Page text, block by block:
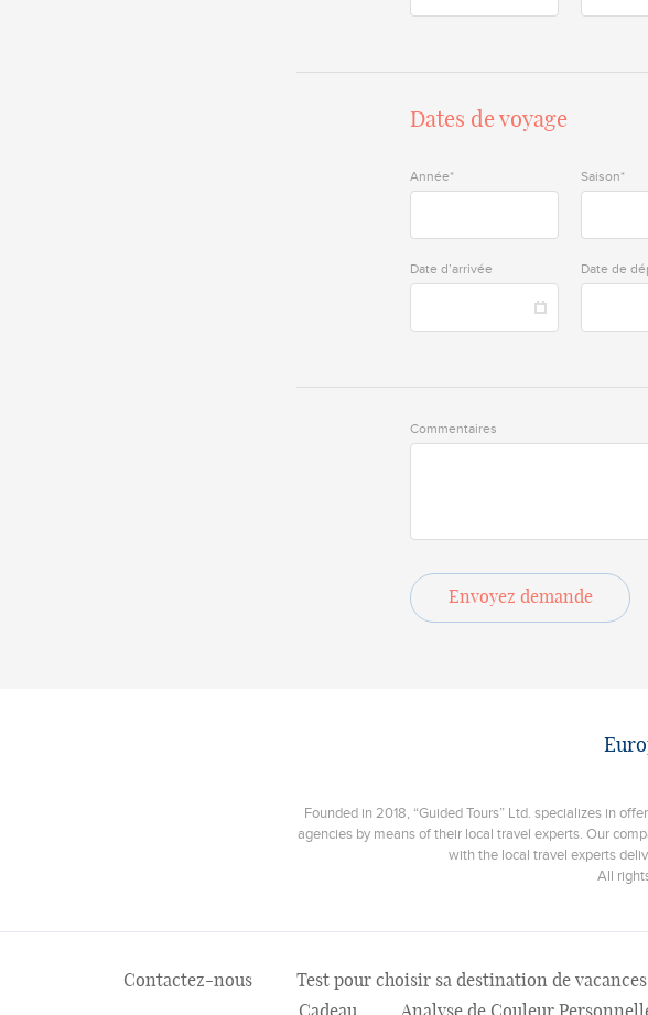
Dates de voyage
Année* Saison*
Date d’arrivée Date de
Commentaires
Envoyez demande
Founded in 2018, “Guided Tours” Ltd. specializes in
agencies by means of their local travel experts. Our
with the local travel experts
All
Contactez-nous Test pour choisir sa destination de vacances